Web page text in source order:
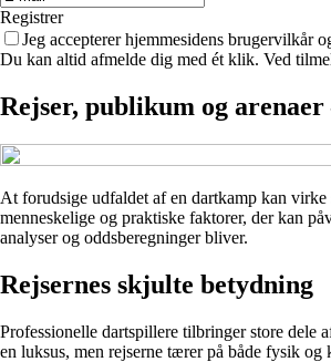
Registrer
Jeg accepterer hjemmesidens brugervilkår
Du kan altid afmelde dig med ét klik. Ved
Rejser, publikum og
At forudsige udfaldet af en dartkamp kan virke
menneskelige og praktiske faktorer, der kan
analyser og oddsberegninger bliver.
Rejsernes skjulte betydning
Professionelle dartspillere tilbringer store dele
en luksus, men rejserne tærer på både fysik og